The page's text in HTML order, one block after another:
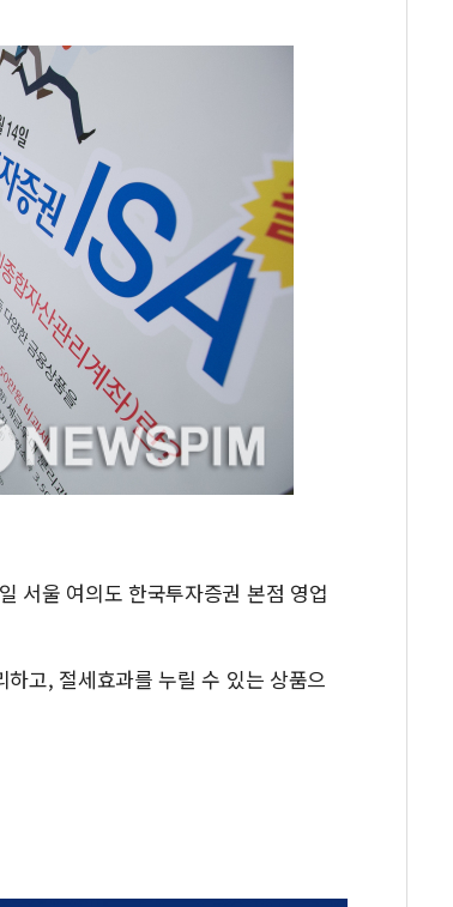
캠코, 5918억원 규모 압류재산
[시승기] 공간·승차감 잡은 볼
서울 여의도 한국투자증권 본점 영업
고, 절세효과를 누릴 수 있는 상품으